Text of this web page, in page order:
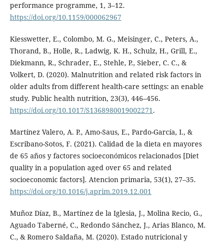
performance programme, 1, 3–12.
https://doi.org/10.1159/000062967
Kiesswetter, E., Colombo, M. G., Meisinger, C., Peters, A.,
Thorand, B., Holle, R., Ladwig, K. H., Schulz, H., Grill, E.,
Diekmann, R., Schrader, E., Stehle, P., Sieber, C. C., &
Volkert, D. (2020). Malnutrition and related risk factors in
older adults from different health-care settings: an enable
study. Public health nutrition, 23(3), 446–456.
https://doi.org/10.1017/S1368980019002271.
Martínez Valero, A. P., Amo-Saus, E., Pardo-García, I., &
Escribano-Sotos, F. (2021). Calidad de la dieta en mayores
de 65 años y factores socioeconómicos relacionados [Diet
quality in a population aged over 65 and related
socioeconomic factors]. Atencion primaria, 53(1), 27–35.
https://doi.org/10.1016/j.aprim.2019.12.001
Muñoz Díaz, B., Martínez de la Iglesia, J., Molina Recio, G.,
Aguado Taberné, C., Redondo Sánchez, J., Arias Blanco, M.
C., & Romero Saldaña, M. (2020). Estado nutricional y